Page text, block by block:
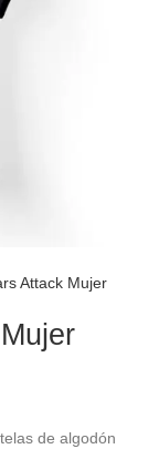
Attack Mujer
de algodón